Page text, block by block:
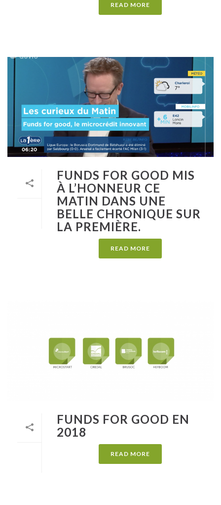
READ MORE
FUNDS FOR GOOD MIS
À L’HONNEUR CE
MATIN DANS UNE
BELLE CHRONIQUE SUR
LA PREMIÈRE.
READ MORE
FUNDS FOR GOOD EN
2018
READ MORE